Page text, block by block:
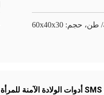
1 قطعة/ عبوة معقمة، 5 قطعة/ طن، حجم: 60x40x30
SMS أدوات الولادة الآمنة للمرأة العقمية